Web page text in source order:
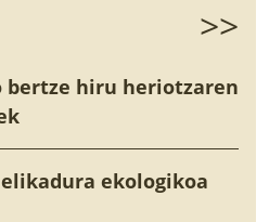
>>
bertze hiru heriotzaren
ekologikoa